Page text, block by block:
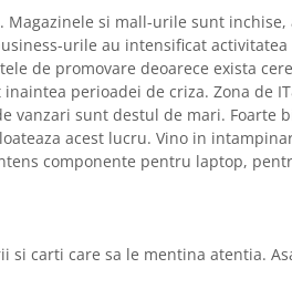
si mall-urile sunt inchise,
urile au intensificat
de promovare deoarece exista
perioadei de criza. Zona de
vanzari sunt destul de mari. Foarte
acest lucru. Vino in
componente pentru laptop,
carti care sa le mentina atentia.